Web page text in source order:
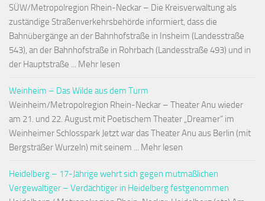
SÜW/Metropolregion Rhein-Neckar – Die Kreisverwaltung als
zuständige Straßenverkehrsbehörde informiert, dass die
Bahnübergänge an der Bahnhofstraße in Insheim (Landesstraße
543), an der Bahnhofstraße in Rohrbach (Landesstraße 493) und in
der Hauptstraße ... Mehr lesen
Weinheim – Das Wilde aus dem Turm
Weinheim/Metropolregion Rhein-Neckar – Theater Anu wieder
am 21. und 22. August mit Poetischem Theater „Dreamer“ im
Weinheimer Schlosspark Jetzt war das Theater Anu aus Berlin (mit
Bergsträßer Wurzeln) mit seinem ... Mehr lesen
Heidelberg – 17-Jährige wehrt sich gegen mutmaßlichen
Vergewaltiger – Verdächtiger in Heidelberg festgenommen